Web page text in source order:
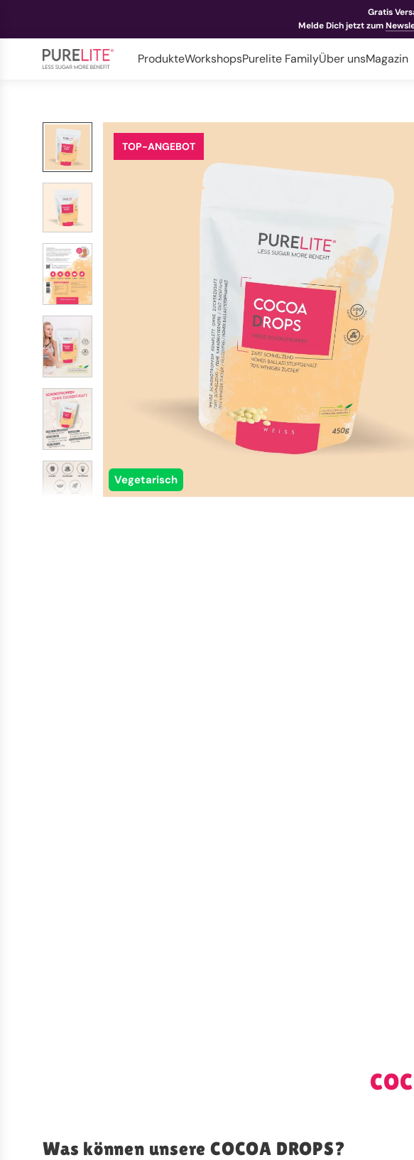
Gratis
Melde Dich jetzt zum
ProdukteWorkshopsPurelite FamilyÜber unsMagazin
TOP-ANGEBOT
Vegetarisch
Was können unsere COCOA DROPS?